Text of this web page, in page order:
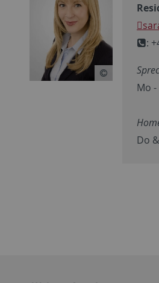
:
Mo
Do